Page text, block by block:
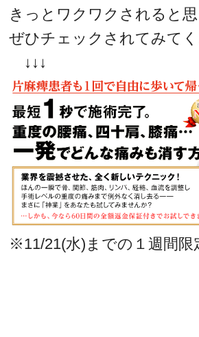
きっとワクワクされると
ぜひチェックされてみてく
↓↓↓
※11/21(水)までの１週間限